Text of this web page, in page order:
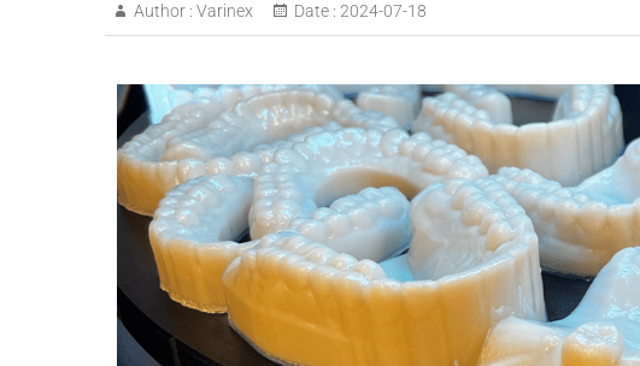
Author : Varinex Date : 2024-07-18